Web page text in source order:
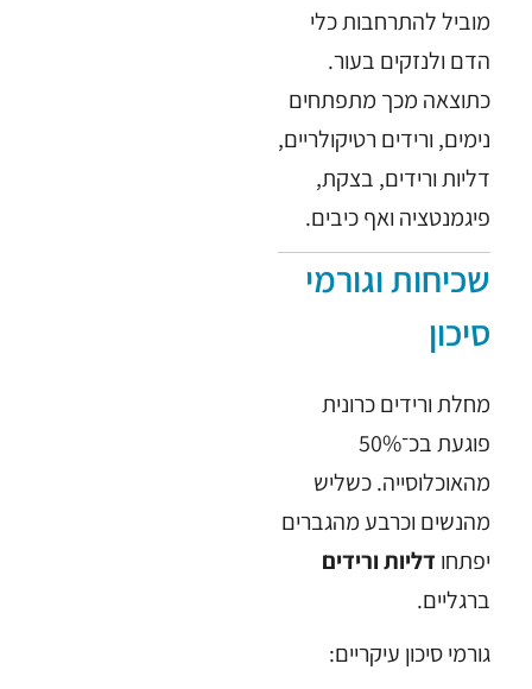
מוביל להתרחבות כלי
הדם ולנזקים בעור.
כתוצאה מכך מתפתחים
נימים, ורידים רטיקולריים,
דליות ורידים, בצקת,
פיגמנטציה ואף כיבים.
שכיחות וגורמי
סיכון
מחלת ורידים כרונית
פוגעת בכ־50%
מהאוכלוסייה. כשליש
מהנשים וכרבע מהגברים
יפתחו דליות ורידים
ברגליים.
גורמי סיכון עיקריים: